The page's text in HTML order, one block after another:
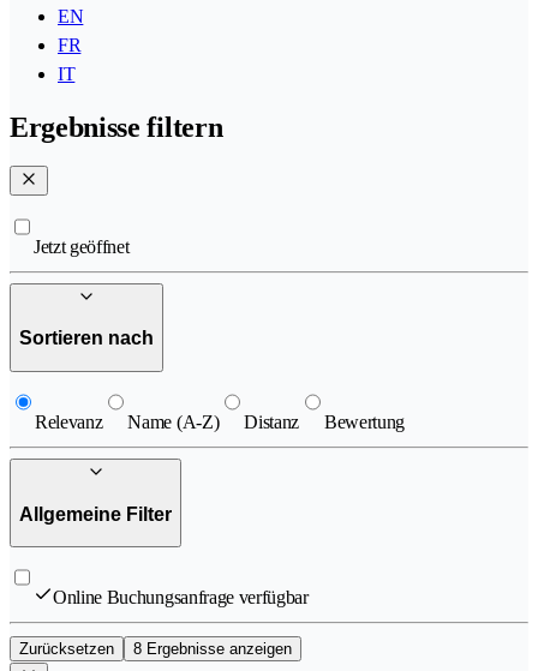
EN
FR
IT
Ergebnisse filtern
Jetzt geöffnet
Sortieren nach
Relevanz Name (A-Z) Distanz Bewertung
Allgemeine Filter
Online Buchungsanfrage verfügbar
Zurücksetzen 8 Ergebnisse anzeigen